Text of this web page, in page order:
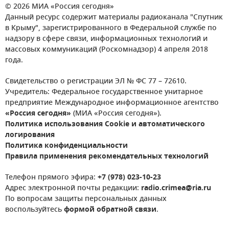
© 2026 МИА «Россия сегодня»
Данный ресурс содержит материалы радиоканала "Спутник
в Крыму", зарегистрированного в Федеральной службе по
надзору в сфере связи, информационных технологий и
массовых коммуникаций (Роскомнадзор) 4 апреля 2018
года.
Свидетельство о регистрации ЭЛ № ФС 77 – 72610.
Учредитель: Федеральное государственное унитарное
предприятие Международное информационное агентство
«Россия сегодня» (МИА «Россия сегодня»).
Политика использования Cookie и автоматического
логирования
Политика конфиденциальности
Правила применения рекомендательных технологий
Телефон прямого эфира: +7 (978) 023-10-23
Адрес электронной почты редакции: radio.crimea@ria.ru
По вопросам защиты персональных данных
воспользуйтесьформой обратной связи.